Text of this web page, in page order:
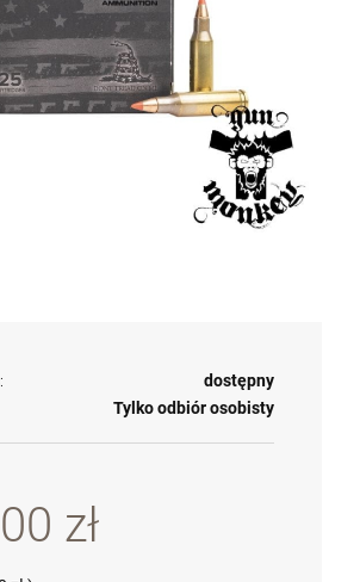
dostępny
Tylko odbiór osobisty
zł